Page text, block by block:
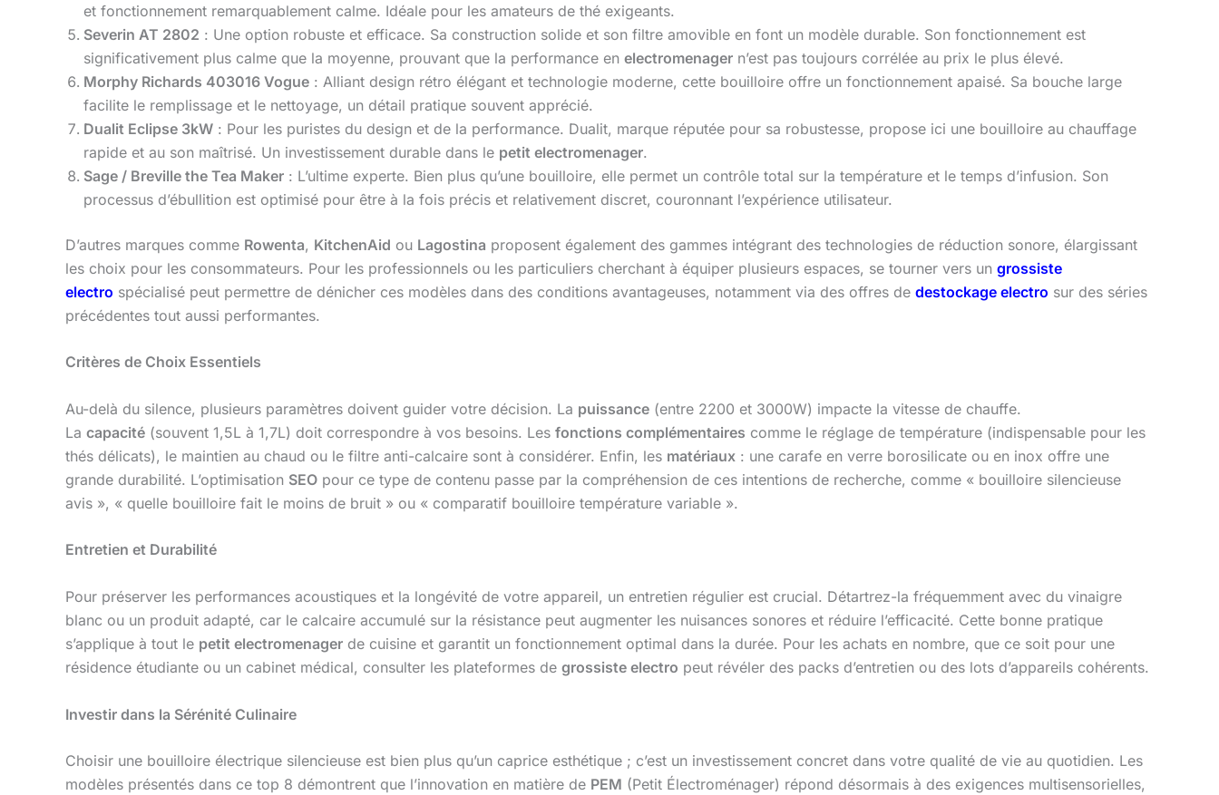
et fonctionnement remarquablement calme. Idéale pour les amateurs de thé exigeants.
Severin AT 2802 : Une option robuste et efficace. Sa construction solide et son filtre amovible en font un modèle durable. Son fonctionnement est
significativement plus calme que la moyenne, prouvant que la performance en electromenager n’est pas toujours corrélée au prix le plus élevé.
Morphy Richards 403016 Vogue : Alliant design rétro élégant et technologie moderne, cette bouilloire offre un fonctionnement apaisé. Sa bouche large
facilite le remplissage et le nettoyage, un détail pratique souvent apprécié.
Dualit Eclipse 3kW : Pour les puristes du design et de la performance. Dualit, marque réputée pour sa robustesse, propose ici une bouilloire au chauffage
rapide et au son maîtrisé. Un investissement durable dans le petit electromenager.
Sage / Breville the Tea Maker : L’ultime experte. Bien plus qu’une bouilloire, elle permet un contrôle total sur la température et le temps d’infusion. Son
processus d’ébullition est optimisé pour être à la fois précis et relativement discret, couronnant l’expérience utilisateur.
D’autres marques comme Rowenta, KitchenAid ou Lagostina proposent également des gammes intégrant des technologies de réduction sonore, élargissant
les choix pour les consommateurs. Pour les professionnels ou les particuliers cherchant à équiper plusieurs espaces, se tourner vers un grossiste
electro spécialisé peut permettre de dénicher ces modèles dans des conditions avantageuses, notamment via des offres de destockage electro sur des séries
précédentes tout aussi performantes.
Critères de Choix Essentiels
Au-delà du silence, plusieurs paramètres doivent guider votre décision. La puissance (entre 2200 et 3000W) impacte la vitesse de chauffe.
La capacité (souvent 1,5L à 1,7L) doit correspondre à vos besoins. Les fonctions complémentaires comme le réglage de température (indispensable pour les
thés délicats), le maintien au chaud ou le filtre anti-calcaire sont à considérer. Enfin, les matériaux : une carafe en verre borosilicate ou en inox offre une
grande durabilité. L’optimisation SEO pour ce type de contenu passe par la compréhension de ces intentions de recherche, comme « bouilloire silencieuse
avis », « quelle bouilloire fait le moins de bruit » ou « comparatif bouilloire température variable ».
Entretien et Durabilité
Pour préserver les performances acoustiques et la longévité de votre appareil, un entretien régulier est crucial. Détartrez-la fréquemment avec du vinaigre
blanc ou un produit adapté, car le calcaire accumulé sur la résistance peut augmenter les nuisances sonores et réduire l’efficacité. Cette bonne pratique
s’applique à tout le petit electromenager de cuisine et garantit un fonctionnement optimal dans la durée. Pour les achats en nombre, que ce soit pour une
résidence étudiante ou un cabinet médical, consulter les plateformes de grossiste electro peut révéler des packs d’entretien ou des lots d’appareils cohérents.
Investir dans la Sérénité Culinaire
Choisir une bouilloire électrique silencieuse est bien plus qu’un caprice esthétique ; c’est un investissement concret dans votre qualité de vie au quotidien. Les
modèles présentés dans ce top 8 démontrent que l’innovation en matière de PEM (Petit Électroménager) répond désormais à des exigences multisensorielles,